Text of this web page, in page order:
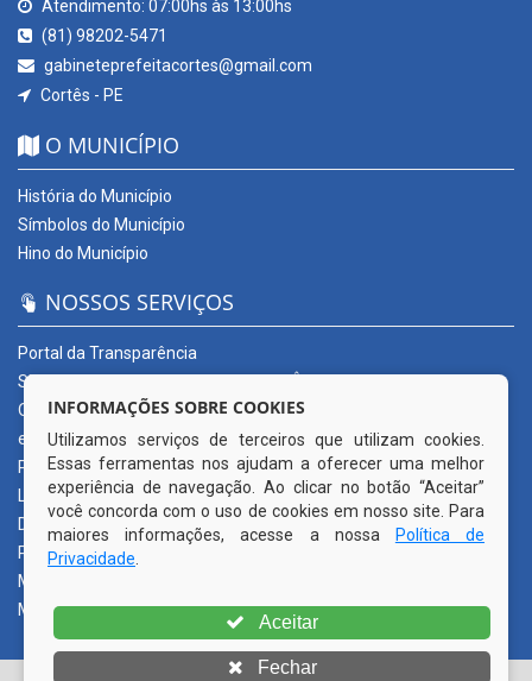
Atendimento: 07:00hs às 13:00hs
(81) 98202-5471
gabineteprefeitacortes@gmail.com
Cortês - PE
O MUNICÍPIO
História do Município
Símbolos do Município
Hino do Município
NOSSOS SERVIÇOS
Portal da Transparência
SERVIÇOS DIGITAIS: CONECTA CORTÊS
Ouvidoria Municipal
e-SIC
Processos de Licitação
Licitações em andamento
Diário Oficial
Publicações Oficiais
Mapa do Site
Mais Serviços
INFORMAÇÕES SOBRE COOKIES
Utilizamos serviços de terceiros que utilizam cookies.
Essas ferramentas nos ajudam a oferecer uma melhor
experiência de navegação. Ao clicar no botão “Aceitar”
você concorda com o uso de cookies em nosso site. Para
maiores informações, acesse a nossa
Política de
Privacidade
Aceitar
Fechar